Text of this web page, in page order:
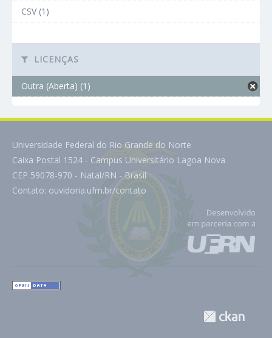
CSV (1)
LICENÇAS
Outra (Aberta) (1)
Universidade Federal do Rio Grande do Norte
Caixa Postal 1524 - Campus Universitário Lagoa Nova
CEP 59078-970 - Natal/RN - Brasil
Contato: ouvidoria.ufrn.br/contato